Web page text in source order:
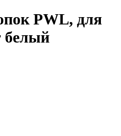
PWL, для
белый